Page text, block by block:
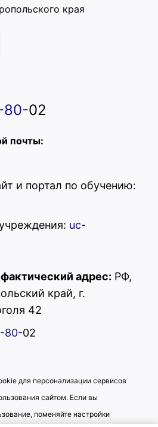
края
80-02
почты:
и портал по обучению:
uc-
адрес: РФ,
край, г.
42
80-02
для персонализации сервисов
сайтом. Если вы
поменяйте настройки